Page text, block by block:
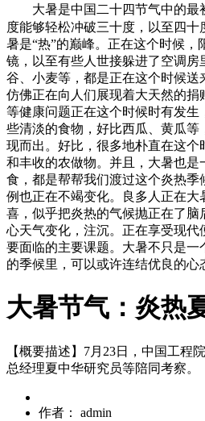
大暑是中国二十四节气中的最初
度能够轻松冲破三十度，以至四十
暑是“热”的巅峰。正在这个时候
镜，以至有些人世接躲进了空调
谷、小麦等，都是正在这个时候
仿佛正在向人们展现着大天然的
等健康问题正在这个时候时有发
些清淡的食物，好比西瓜、黄瓜
现而出。好比，很多地朴直在这
和丰收的农做物。并且，大暑也
食，都是帮帮我们渡过这个炎热
例也正在不竭变化。良多人正在
喜，似乎把炎热的气候抛正在了
心天气变化，注沉。正在享受现
要面临的主要课题。大暑不只是
的季候里，可以或许连结优良的
大暑节气：炎热
【概要描述】 7月23日，中国工程
总经理夏中华研究员等陪同考察。
作者：
admin